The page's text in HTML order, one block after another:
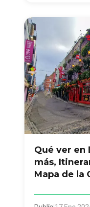
Qué ver en
más,
Mapa de la